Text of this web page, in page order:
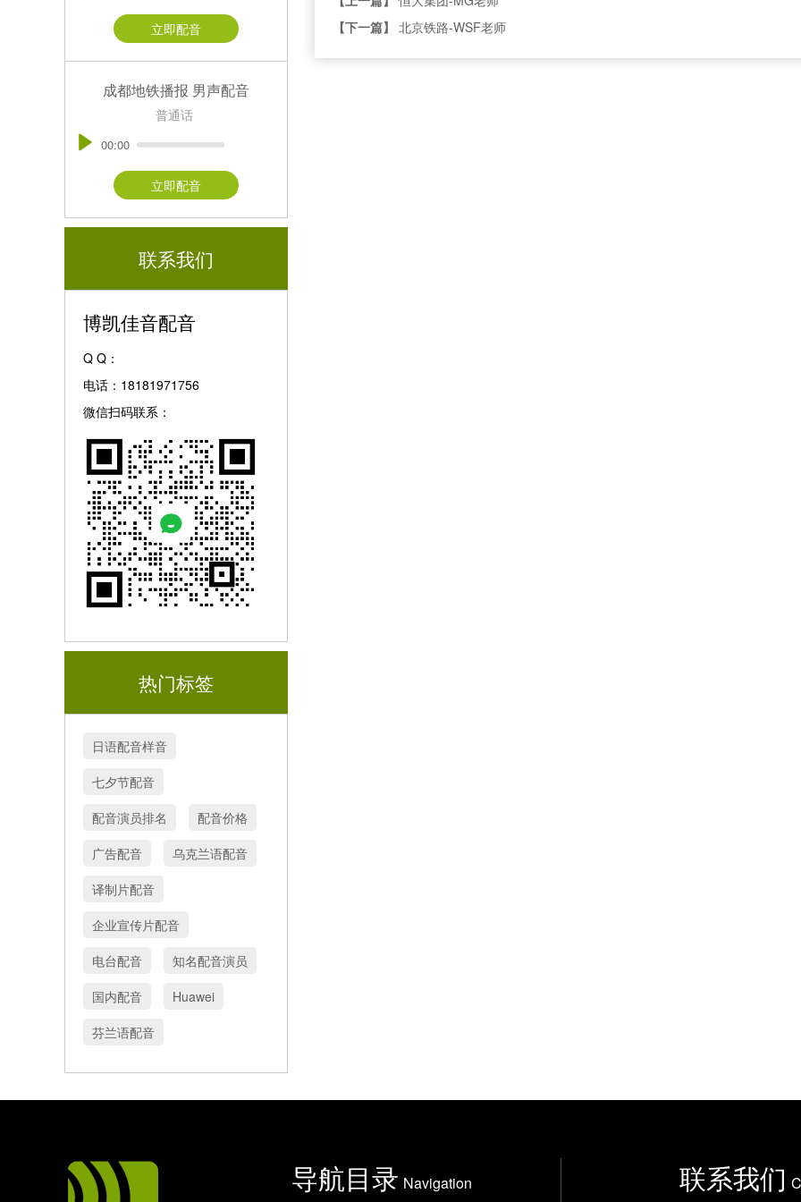
立即配音
成都地铁播报 男声配音
普通话
00:00
立即配音
联系我们
博凯佳音配音
Q Q：
电话：18181971756
微信扫码联系：
热门标签
日语配音样音
七夕节配音
配音演员排名
配音价格
广告配音
乌克兰语配音
译制片配音
企业宣传片配音
电台配音
知名配音演员
国内配音
Huawei
芬兰语配音
【下一篇】 北京铁路-WSF老师
导航目录 Navigation 联系我们